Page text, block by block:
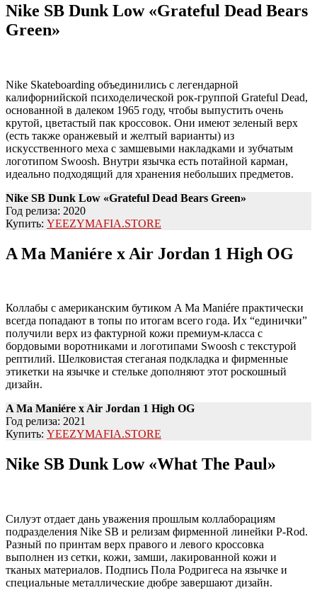
Nike SB Dunk Low «Grateful Dead Bears
Green»
Nike Skateboarding объединились с легендарной
калифорнийской психоделической рок-группой Grateful Dead,
основанной в далеком 1965 году, чтобы выпустить очень
крутой, цветастый пак кроссовок. Они имеют зеленый верх
(есть также оранжевый и желтый варианты) из
искусственного меха с замшевыми накладками и зубчатым
логотипом Swoosh. Внутри язычка есть потайной карман,
идеально подходящий для хранения небольших предметов.
Nike SB Dunk Low «Grateful Dead Bears Green»
Год релиза: 2020
Купить: YEEZYMAFIA.STORE
A Ma Maniére x Air Jordan 1 High OG
Коллабы с американским бутиком A Ma Maniére практически
всегда попадают в топы по итогам всего года. Их “единички”
получили верх из фактурной кожи премиум-класса с
бордовыми воротниками и логотипами Swoosh с текстурой
рептилий. Шелковистая стеганая подкладка и фирменные
этикетки на язычке и стельке дополняют этот роскошный
дизайн.
A Ma Maniére x Air Jordan 1 High OG
Год релиза: 2021
Купить: YEEZYMAFIA.STORE
Nike SB Dunk Low «What The Paul»
Силуэт отдает дань уважения прошлым коллаборациям
подразделения Nike SB и релизам фирменной линейки P-Rod.
Разный по принтам верх правого и левого кроссовка
выполнен из сетки, кожи, замши, лакированной кожи и
тканых материалов. Подпись Пола Родригеса на язычке и
специальные металлические дюбре завершают дизайн.